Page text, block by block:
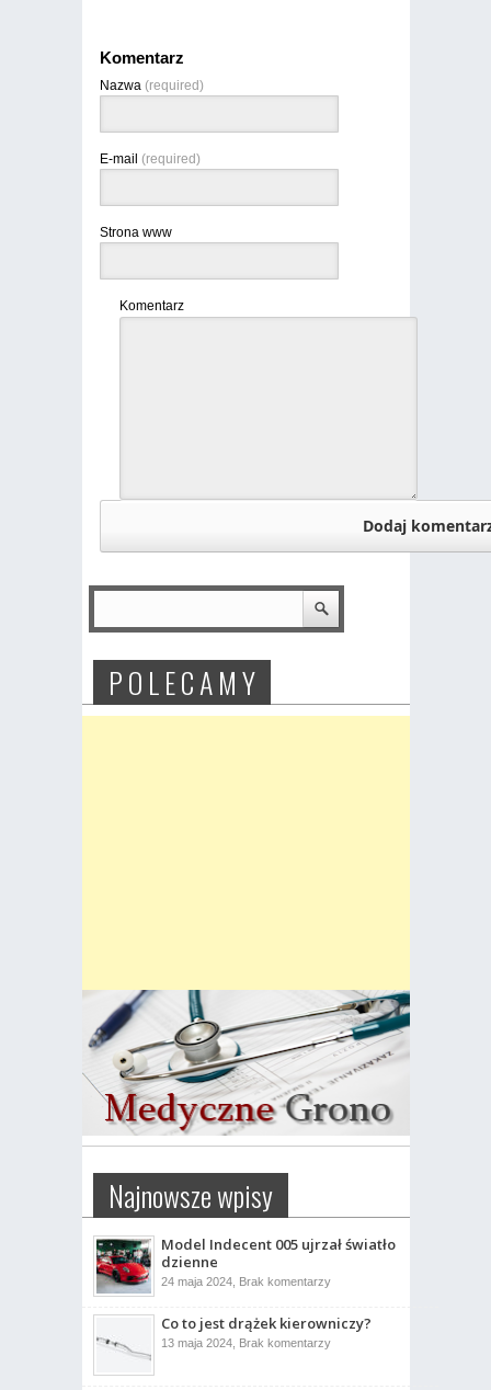
Komentarz
Nazwa (required)
E-mail (required)
Strona www
Komentarz
P O L E C A M Y
Najnowsze wpisy
Model Indecent 005 ujrzał światło
dzienne
24 maja 2024, Brak komentarzydo
005
ujrzał
światło
Co to jest drążek kierowniczy?
13 maja 2024, Brak komentarzydo